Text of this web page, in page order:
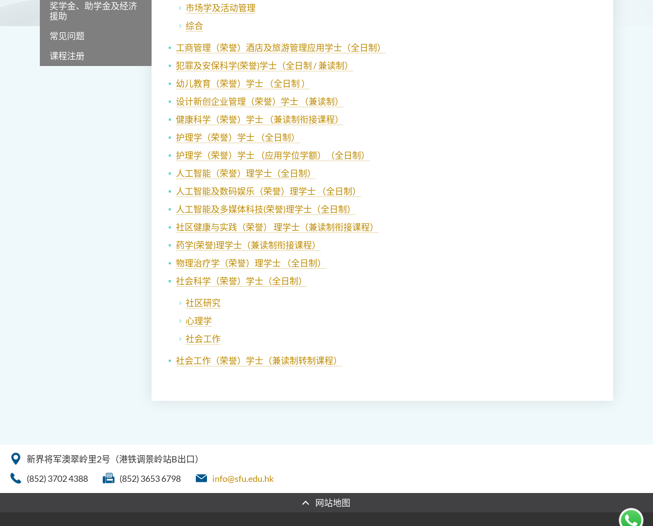
奖学金、助学金及经济
援助
常见问题
课程注册
市场学及活动管理
综合
工商管理（荣誉）酒店及旅游管理应用学士（全日制）
犯罪及安保科学(荣誉)学士（全日制 / 兼读制）
幼儿教育（荣誉）学士 （全日制 ）
设计新创企业管理（荣誉）学士 （兼读制）
健康科学（荣誉）学士 （兼读制衔接课程）
护理学（荣誉）学士 （全日制）
护理学（荣誉）学士 （应用学位学额）（全日制）
人工智能（荣誉）理学士 （全日制）
人工智能及数码娱乐（荣誉）理学士 （全日制）
人工智能及多媒体科技(荣誉)理学士（全日制）
社区健康与实践（荣誉） 理学士（兼读制衔接课程）
药学(荣誉)理学士（兼读制衔接课程）
物理治疗学（荣誉）理学士 （全日制）
社会科学（荣誉）学士 （全日制）
社区研究
心理学
社会工作
社会工作（荣誉）学士（兼读制转制课程）
新界将军澳翠岭里2号（港铁调景岭站B出口）
(852) 3702 4388
(852) 3653 6798 info@sfu.edu.hk
网站地图